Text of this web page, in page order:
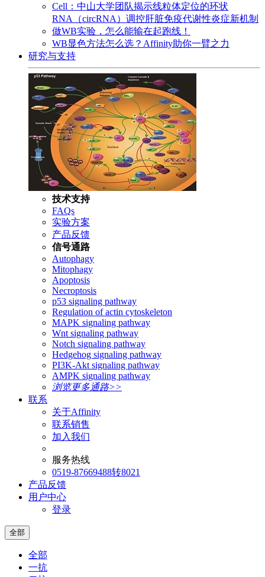
Cell：中山大学团队揭示线粒体定位的环状
RNA（circRNA）调控肝脏免疫代谢性炎症新机制
做WB实验，怎么能输在起跑线！
WB显色方法怎么选？Affinity助你一臂之力
研究与支持
技术支持
FAQs
实验方案
产品反馈
信号通路
Autophagy
Mitophagy
Apoptosis
Necroptosis
p53 signaling pathway
Regulation of actin cytoskeleton
MAPK signaling pathway
Wnt signaling pathway
Notch signaling pathway
Hedgehog signaling pathway
PI3K-Akt signaling pathway
AMPK signaling pathway
浏览更多通路>>
联系
关于Affinity
联系销售
加入我们
服务热线
0519-87669488转8021
产品反馈
用户中心
登录
全部
全部
一抗